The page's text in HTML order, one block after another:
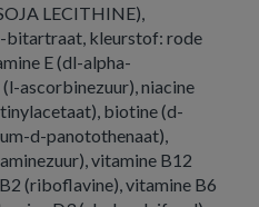
LECITHINE),
bitartraat, kleurstof: rode
E (dl-alpha-
ascorbinezuur), niacine
biotine (d-
d-panotothenaat),
vitamine B12
(riboflavine), vitamine B6